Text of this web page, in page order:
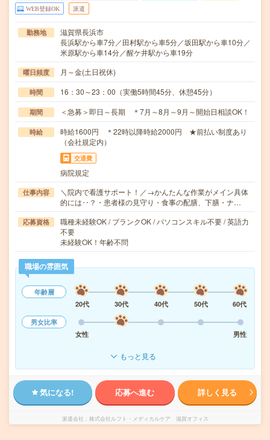
WEB登録OK 派遣
勤務地
滋賀県長浜市
長浜駅から車7分／田村駅から車5分／坂田駅から車10分／
米原駅から車14分／醒ケ井駅から車19分
曜日頻度 月～金(土日祝休)
時間 16：30～23：00（実働5時間45分、休憩45分）
期間 ＜急募＞即日～長期 ＊7月～8月～9月～開始日相談OK！
時給
時給1600円 ＊22時以降時給2000円 ★前払い制度あり
（会社規定内）
交通費
病院規定
仕事内容
＼院内で看護サポート！／→かんたんな作業がメイン具体
的には‥？・患者様の見守り・食事の配膳、下膳・ナ…
応募資格
職種未経験OK / ブランクOK / パソコンスキル不要 / 英語力
不要
未経験OK！年齢不問
職場の雰囲気
年齢層
20代
30代 40代 50代
60代
男女比率
女性
男性
もっと見る
気になる! 応募へ進む 詳しく見る
派遣会社 株式会社ルフト・メディカルケア 滋賀オフィス